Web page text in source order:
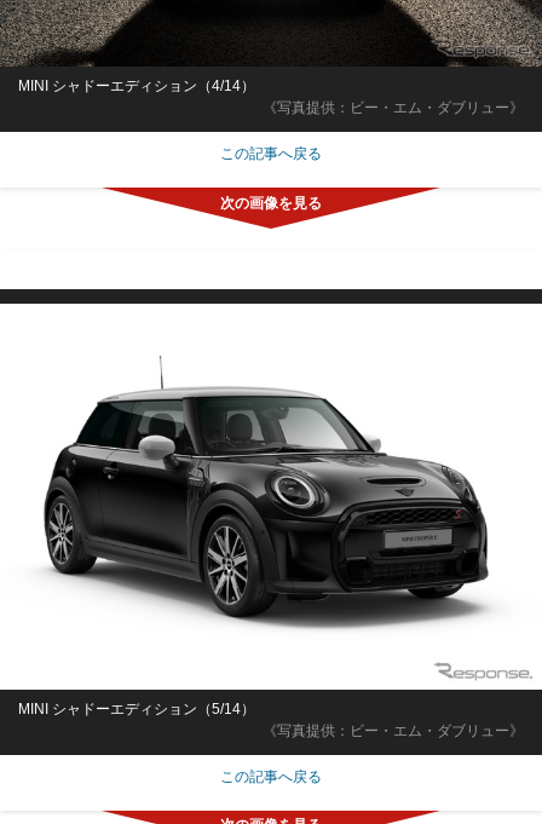
《写真提供：ビー・エム・ダブリュー》
MINI シャドーエディション（4/14）
この記事へ戻る
《写真提供：ビー・エム・ダブリュー》
MINI シャドーエディション（5/14）
この記事へ戻る